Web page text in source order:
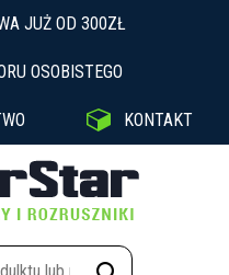
JUŻ OD 300ZŁ
OSOBISTEGO
 KONTAKT